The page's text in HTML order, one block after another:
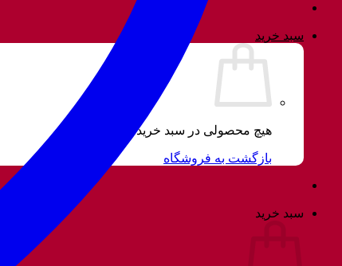
سبد خرید
هیچ محصولی در سبد خرید نیست.
بازگشت به فروشگاه
سبد خرید